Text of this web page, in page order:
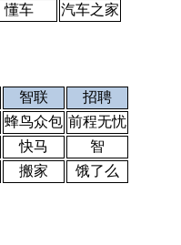
懂车 汽车之家
智联
招聘
蜂鸟众包 前程无忧
快马
智
搬家 饿了么